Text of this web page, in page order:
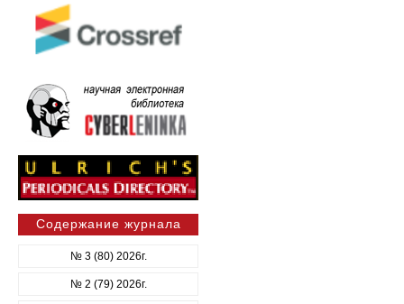
Содержание журнала
№ 3 (80) 2026г.
№ 2 (79) 2026г.